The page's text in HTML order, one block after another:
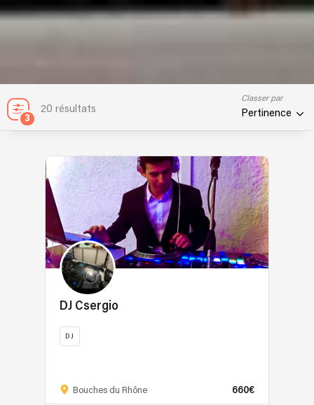
3
20 résultats
Classer par
Pertinence
DJ Csergio
DJ
fêterBouches du Rhône 660€